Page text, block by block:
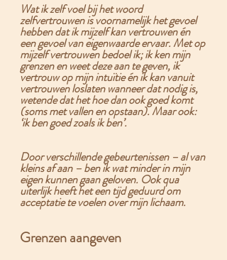
Wat ik zelf voel bij het woord
zelfvertrouwen is voornamelijk het gevoel
hebben dat ik mijzelf kan vertrouwen én
een gevoel van eigenwaarde ervaar. Met op
mijzelf vertrouwen bedoel ik; ik ken mijn
grenzen en weet deze aan te geven, ik
vertrouw op mijn intuïtie én ik kan vanuit
vertrouwen loslaten wanneer dat nodig is,
wetende dat het hoe dan ook goed komt
(soms met vallen en opstaan). Maar ook:
‘ik ben goed zoals ik ben’.
Door verschillende gebeurtenissen – al van
kleins af aan – ben ik wat minder in mijn
eigen kunnen gaan geloven. Ook qua
uiterlijk heeft het een tijd geduurd om
acceptatie te voelen over mijn lichaam.
Grenzen aangeven